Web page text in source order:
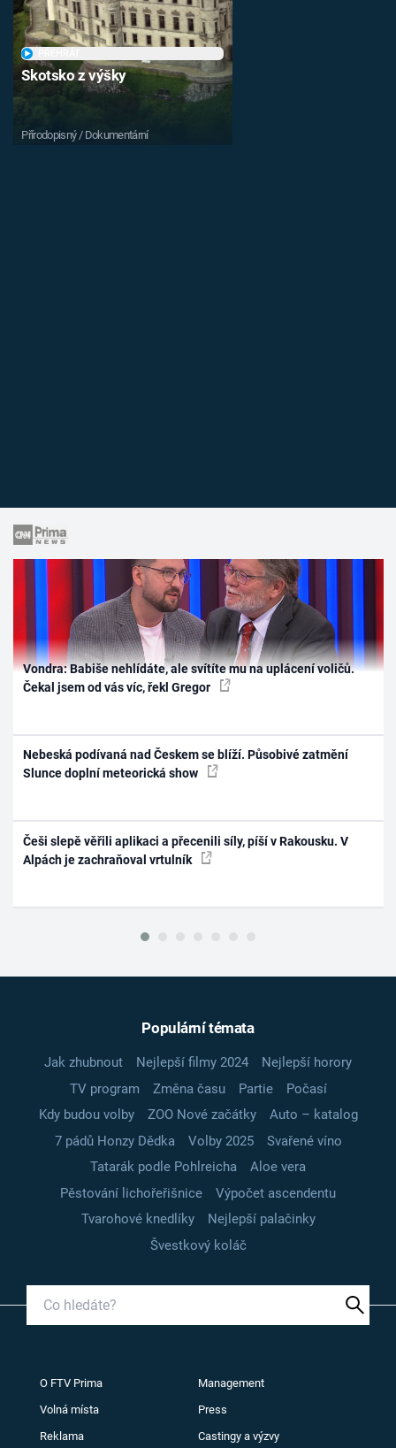
Skotsko z výšky
Přírodopisný / Dokumentární
Vondra: Babiše nehlídáte, ale svítíte mu na uplácení voličů.
Čekal jsem od vás víc, řekl Gregor
Nebeská podívaná nad Českem se blíží. Působivé zatmění
Slunce doplní meteorická show
Češi slepě věřili aplikaci a přecenili síly, píší v Rakousku. V
Alpách je zachraňoval vrtulník
Populární témata
Jak zhubnout Nejlepší filmy 2024
Nejlepší horory
TV program
Změna času Partie
Počasí
Kdy budou volby
ZOO Nové začátky
Auto – katalog
7 pádů Honzy Dědka
Volby 2025
Svařené víno
Tatarák podle Pohlreicha
Aloe vera
Pěstování lichořeřišnice
Výpočet ascendentu
Tvarohové knedlíky
Nejlepší palačinky
Švestkový koláč
O FTV Prima Management
Volná místa Press
Reklama Castingy a výzvy